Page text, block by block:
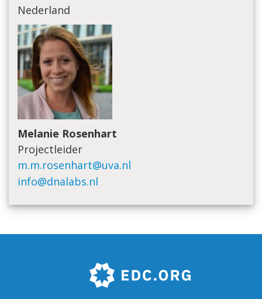
Nederland
Melanie Rosenhart
Projectleider
m.m.rosenhart@uva.nl
info@dnalabs.nl